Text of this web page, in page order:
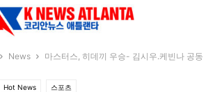
News
마스터스, 히데끼 우승- 김시우.케빈나 공동
Hot News 스포츠